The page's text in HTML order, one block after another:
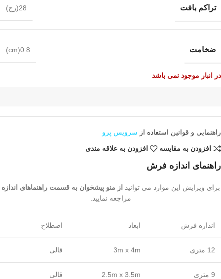
تراکم بافت 28(رج)
ضخامت 0.8(cm)
در انبار موجود نمی باشد
راهنمایی و قوانین استفاده از سرویس پرو
افزودن به مقایسه افزودن به علاقه مندی
راهنمای اندازه فرش
برای ویرایش این موارد می توانید
از منو پیشخوان به قسمت راهنماهای اندازه
مراجعه نمایید.
اندازه فرش ابعاد اصطلاح
12 متری 3m x 4m قالی
9 متری 2.5m x 3.5m قالی